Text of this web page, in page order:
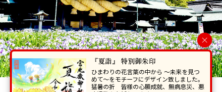
当ホームページで掲載の写真・イラスト等を無断で転写･複製することを
×
『夏詣』 特別御朱印
ひまわりの花言葉の中から 〜未来を見つ
めて〜をモチーフにデザイン致しました。
猛暑の折 皆様の心願成就、無病息災、悪